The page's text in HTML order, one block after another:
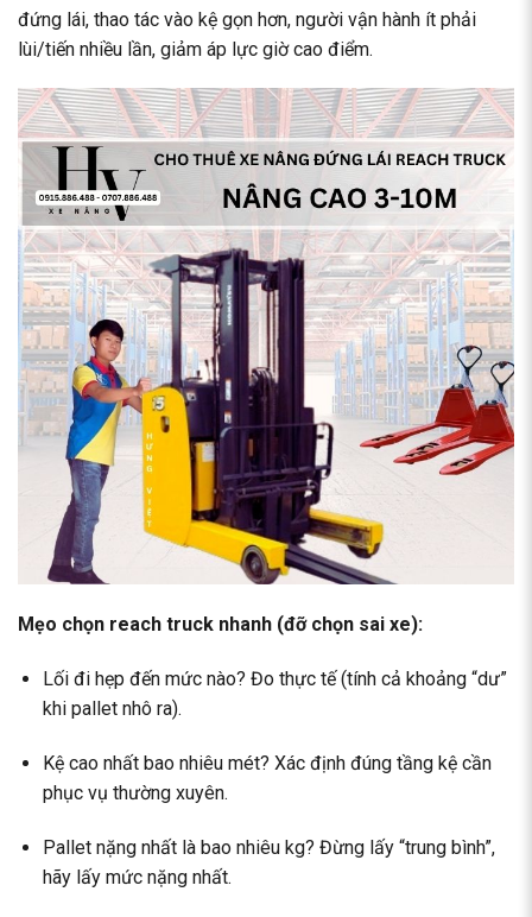
đứng lái, thao tác vào kệ gọn hơn, người vận hành ít phải
lùi/tiến nhiều lần, giảm áp lực giờ cao điểm.
Mẹo chọn reach truck nhanh (đỡ chọn sai xe):
Lối đi hẹp đến mức nào? Đo thực tế (tính cả khoảng “dư”
khi pallet nhô ra).
Kệ cao nhất bao nhiêu mét? Xác định đúng tầng kệ cần
phục vụ thường xuyên.
Pallet nặng nhất là bao nhiêu kg? Đừng lấy “trung bình”,
hãy lấy mức nặng nhất.